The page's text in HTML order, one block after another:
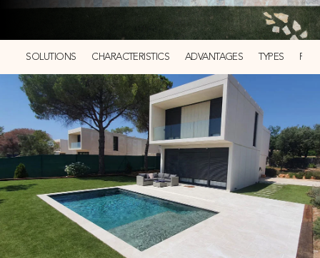
SOLUTIONS CHARACTERISTICS ADVANTAGES TYPES